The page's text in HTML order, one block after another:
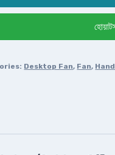
Desktop Fan, Fan,